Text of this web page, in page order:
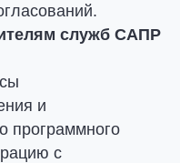
служб САПР
и
программного
с